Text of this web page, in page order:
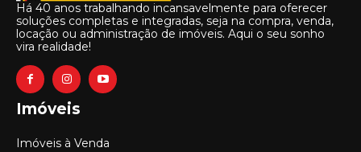
Há 40 anos trabalhando incansavelmente para oferecer
soluções completas e integradas, seja na compra, venda,
locação ou administração de imóveis. Aqui o seu sonho
vira realidade!
Imóveis
Imóveis à Venda